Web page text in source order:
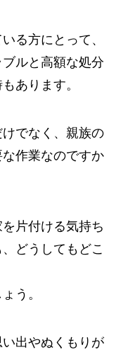
る方にとって、
ルと高額な処分
あります。
でなく、親族の
作業なのですか
片付ける気持ち
どうしてもどこ
う。
出やぬくもりが